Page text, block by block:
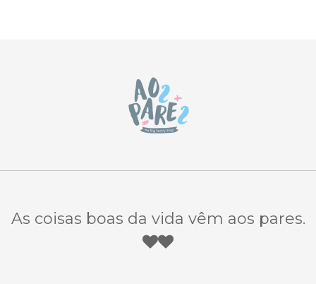
As coisas boas da vida vêm aos pares.